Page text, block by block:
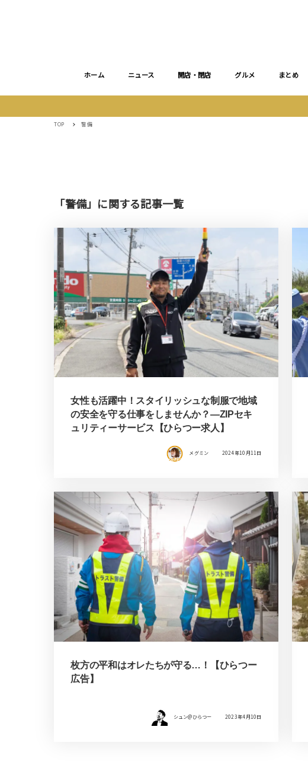
ホーム ニュース 開店・閉店 グルメ まとめ
TOP 警備
「警備」に関する記事一覧
女性も活躍中！スタイリッシュな制服で地域
の安全を守る仕事をしませんか？―ZIPセキ
ュリティーサービス【ひらつー求人】
メグミン 2024年10月11日
枚方の平和はオレたちが守る…！【ひらつー
広告】
シュン@ひらつー 2023年4月10日